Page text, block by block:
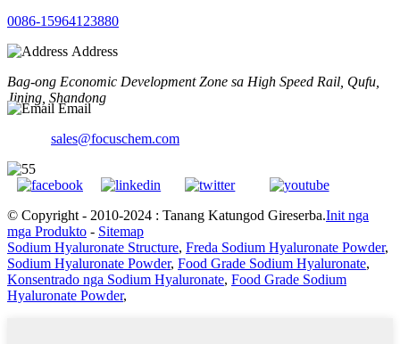
0086-15964123880
Address
Bag-ong Economic Development Zone sa High Speed ​​​​Rail, Qufu,
Jining, Shandong
Email
sales@focuschem.com
© Copyright - 2010-2024 : Tanang Katungod Gireserba.Init nga
mga Produkto - Sitemap
Sodium Hyaluronate Structure, Freda Sodium Hyaluronate Powder,
Sodium Hyaluronate Powder, Food Grade Sodium Hyaluronate,
Konsentrado nga Sodium Hyaluronate, Food Grade Sodium
Hyaluronate Powder,